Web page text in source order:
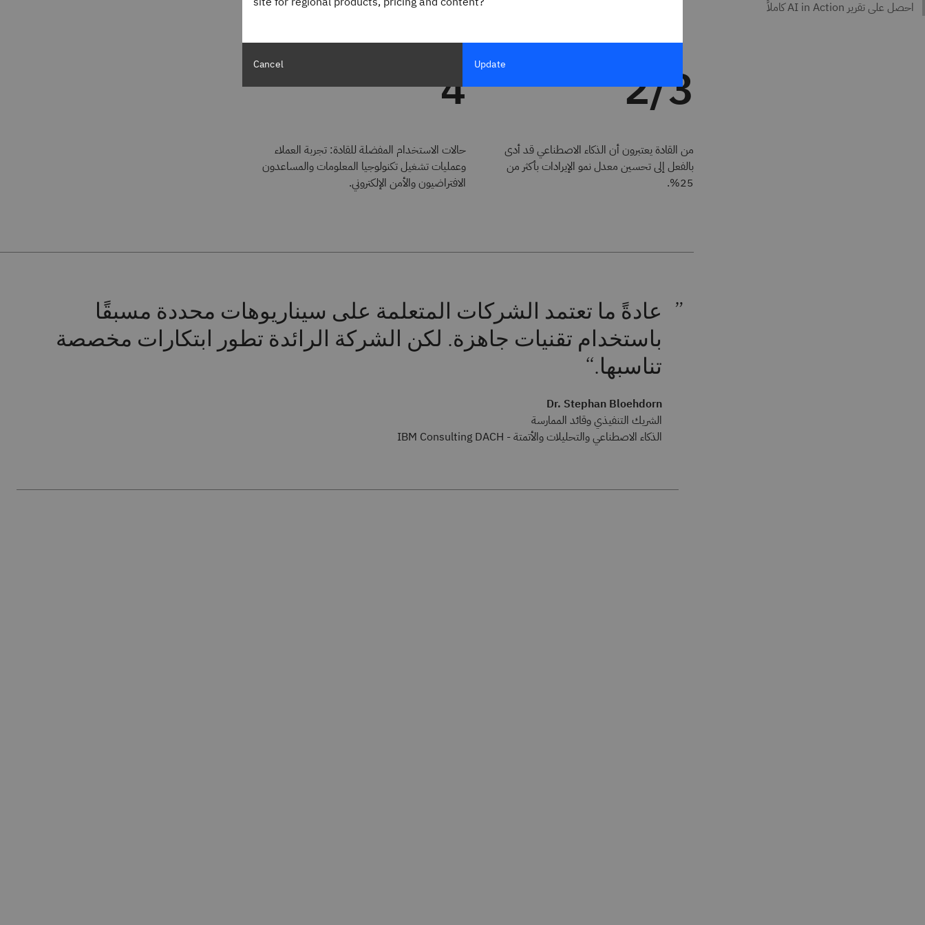
الأساس القوي للبيانات يوفر المرونة لتخصيص الذكاء الاصطناعي.
2/3
من القادة يعتبرون أن الذكاء الاصطناعي قد أدى
بالفعل إلى تحسين معدل نمو الإيرادات بأكثر من
25%.
4
حالات الاستخدام المفضلة للقادة: تجربة العملاء
وعمليات تشغيل تكنولوجيا المعلومات والمساعدون
الافتراضيون والأمن الإلكتروني.
عادةً ما تعتمد الشركات المتعلمة على سيناريوهات محددة مسبقًا
باستخدام تقنيات جاهزة. لكن الشركة الرائدة تطور ابتكارات مخصصة
تناسبها.
Dr. Stephan Bloehdorn
الشريك التنفيذي وقائد الممارسة
الذكاء الاصطناعي والتحليلات والأتمتة - IBM Consulting DACH
Cancel Update